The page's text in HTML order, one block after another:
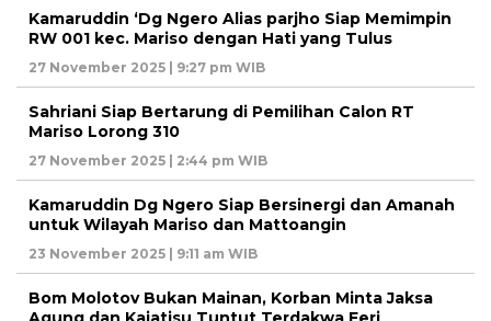
Kamaruddin ‘Dg Ngero Alias parjho Siap Memimpin
RW 001 kec. Mariso dengan Hati yang Tulus
27 November 2025 | 9:27 pm WIB
Sahriani Siap Bertarung di Pemilihan Calon RT
Mariso Lorong 310
27 November 2025 | 2:44 pm WIB
Kamaruddin Dg Ngero Siap Bersinergi dan Amanah
untuk Wilayah Mariso dan Mattoangin
23 November 2025 | 9:11 am WIB
Bom Molotov Bukan Mainan, Korban Minta Jaksa